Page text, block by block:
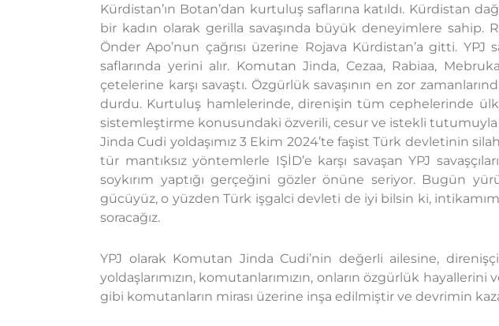
Kürdistan’ın Botan’dan kurtuluş saflarına katıldı. Kürdistan
bir kadın olarak gerilla savaşında büyük deneyimlere
Önder Apo’nun çağrısı üzerine Rojava Kürdistan’a gitti. YPJ
saflarında yerini alır. Komutan Jinda, Cezaa, Rabiaa,
çetelerine karşı savaştı. Özgürlük savaşının en zor
durdu. Kurtuluş hamlelerinde, direnişin tüm cephelerinde
sistemleştirme konusundaki özverili, cesur ve istekli tutumuyla
Jinda Cudi yoldaşımız 3 Ekim 2024’te faşist Türk devletinin
tür mantıksız yöntemlerle IŞİD’e karşı savaşan YPJ
soykırım yaptığı gerçeğini gözler önüne seriyor. Bugün
gücüyüz, o yüzden Türk işgalci devleti de iyi bilsin ki,
soracağız.
YPJ olarak Komutan Jinda Cudi’nin değerli ailesine,
yoldaşlarımızın, komutanlarımızın, onların özgürlük
gibi komutanların mirası üzerine inşa edilmiştir ve devrimin